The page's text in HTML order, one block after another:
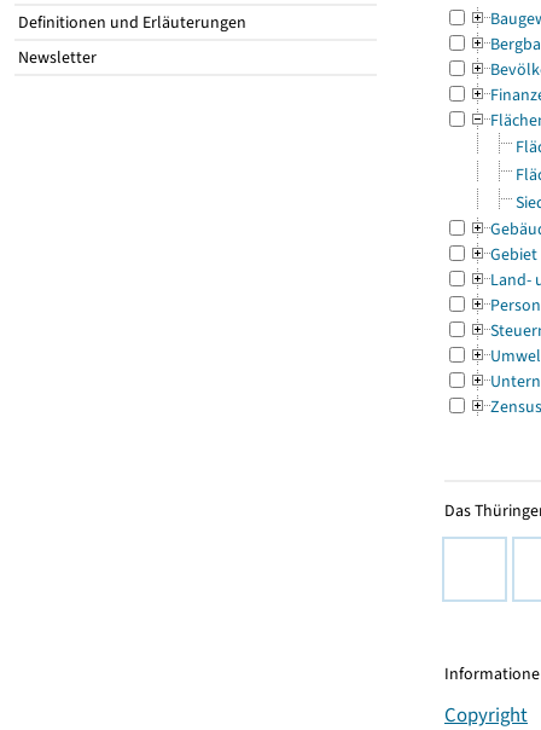
Definitionen und Erläuterungen
Newsletter
Gebiet
Land-
Zensus
Das
Copyright